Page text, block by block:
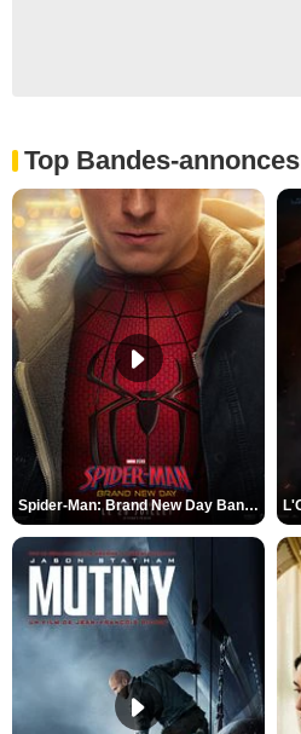
Top Bandes-annonces
Spider-Man: Brand New Day Bande-annonce VO STFR